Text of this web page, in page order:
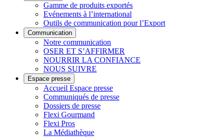
Gamme de produits exportés
Evénements à l’international
Outils de communication pour l’Export
Communication
Notre communication
OSER ET S’AFFIRMER
NOURRIR LA CONFIANCE
NOUS SUIVRE
Espace presse
Accueil Espace presse
Communiqués de presse
Dossiers de presse
Flexi Gourmand
Flexi Pros
La Médiathèque